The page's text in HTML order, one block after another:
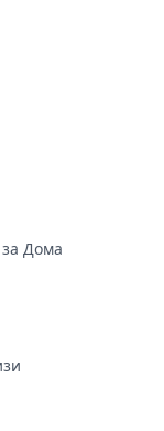
Дома